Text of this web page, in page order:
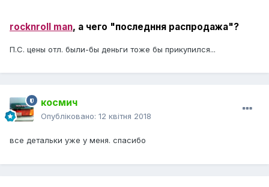
rocknroll man, а чего "последння распродажа"?
П.С. цены отл. были-бы деньги тоже бы прикупился...
космич
Опубліковано: 12 квітня 2018
все детальки уже у меня. спасибо